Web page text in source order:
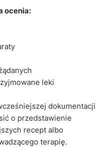
ocenia:
leki
dokumentacji
o przedstawienie
recept albo
terapię.